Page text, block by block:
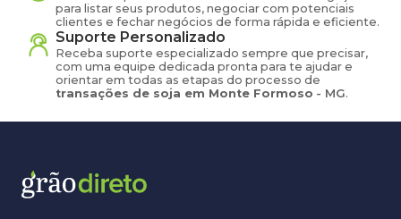
para listar seus produtos, negociar com potenciais
clientes e fechar negócios de forma rápida e eficiente.
Suporte Personalizado
Receba suporte especializado sempre que precisar,
com uma equipe dedicada pronta para te ajudar e
orientar em todas as etapas do processo de
transações de soja em Monte Formoso - MG.